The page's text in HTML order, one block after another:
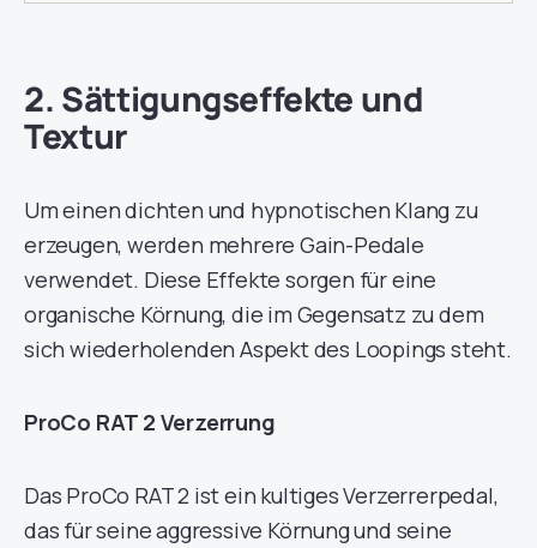
2. Sättigungseffekte und
Textur
Um einen dichten und hypnotischen Klang zu
erzeugen, werden mehrere Gain-Pedale
verwendet. Diese Effekte sorgen für eine
organische Körnung, die im Gegensatz zu dem
sich wiederholenden Aspekt des Loopings steht.
ProCo RAT 2 Verzerrung
Das ProCo RAT 2 ist ein kultiges Verzerrerpedal,
das für seine aggressive Körnung und seine